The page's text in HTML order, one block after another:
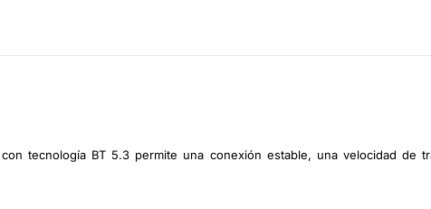
tecnología BT 5.3 permite una conexión estable, una velocidad de